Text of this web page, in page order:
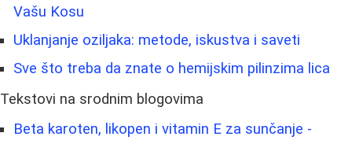
Vašu Kosu
Uklanjanje oziljaka: metode, iskustva i saveti
Sve što treba da znate o hemijskim pilinzima lica
Tekstovi na srodnim blogovima
Beta karoten, likopen i vitamin E za sunčanje -